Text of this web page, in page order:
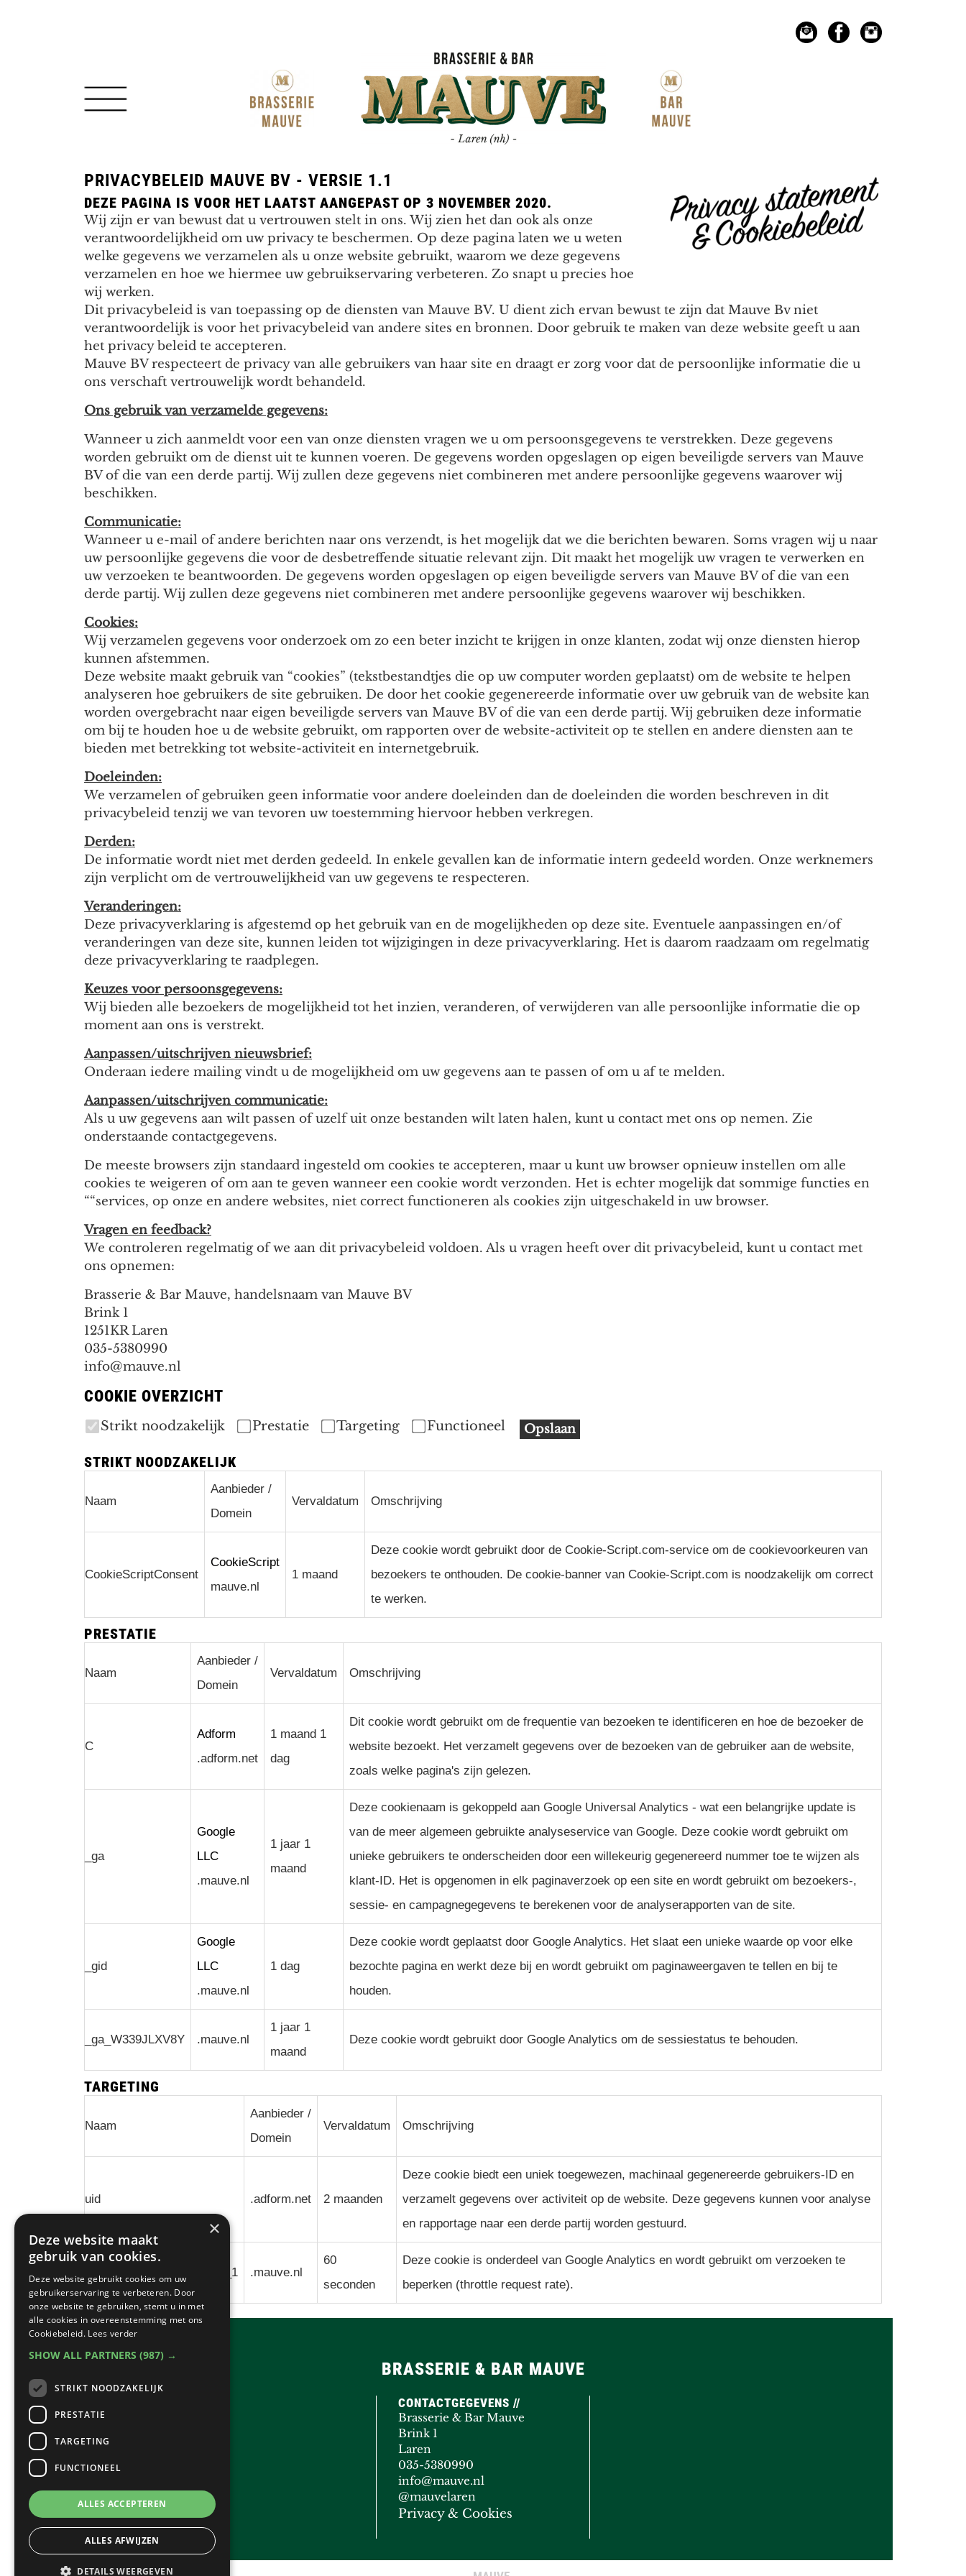
PRIVACYBELEID MAUVE BV - VERSIE 1.1
DEZE PAGINA IS VOOR HET LAATST AANGEPAST OP 3 NOVEMBER 2020.
Wij zijn er van bewust dat u vertrouwen stelt in ons. Wij zien het dan ook als onze
verantwoordelijkheid om uw privacy te beschermen. Op deze pagina laten we u weten
welke gegevens we verzamelen als u onze website gebruikt, waarom we deze gegevens
verzamelen en hoe we hiermee uw gebruikservaring verbeteren. Zo snapt u precies hoe
wij werken.
Dit privacybeleid is van toepassing op de diensten van Mauve BV. U dient zich ervan bewust te zijn dat Mauve Bv niet
verantwoordelijk is voor het privacybeleid van andere sites en bronnen. Door gebruik te maken van deze website geeft u aan
het privacy beleid te accepteren.
Mauve BV respecteert de privacy van alle gebruikers van haar site en draagt er zorg voor dat de persoonlijke informatie die u
ons verschaft vertrouwelijk wordt behandeld.
Ons gebruik van verzamelde gegevens:
Wanneer u zich aanmeldt voor een van onze diensten vragen we u om persoonsgegevens te verstrekken. Deze gegevens
worden gebruikt om de dienst uit te kunnen voeren. De gegevens worden opgeslagen op eigen beveiligde servers van Mauve
BV of die van een derde partij. Wij zullen deze gegevens niet combineren met andere persoonlijke gegevens waarover wij
beschikken.
Communicatie:
Wanneer u e-mail of andere berichten naar ons verzendt, is het mogelijk dat we die berichten bewaren. Soms vragen wij u naar
uw persoonlijke gegevens die voor de desbetreffende situatie relevant zijn. Dit maakt het mogelijk uw vragen te verwerken en
uw verzoeken te beantwoorden. De gegevens worden opgeslagen op eigen beveiligde servers van Mauve BV of die van een
derde partij. Wij zullen deze gegevens niet combineren met andere persoonlijke gegevens waarover wij beschikken.
Cookies:
Wij verzamelen gegevens voor onderzoek om zo een beter inzicht te krijgen in onze klanten, zodat wij onze diensten hierop
kunnen afstemmen.
Deze website maakt gebruik van “cookies” (tekstbestandtjes die op uw computer worden geplaatst) om de website te helpen
analyseren hoe gebruikers de site gebruiken. De door het cookie gegenereerde informatie over uw gebruik van de website kan
worden overgebracht naar eigen beveiligde servers van Mauve BV of die van een derde partij. Wij gebruiken deze informatie
om bij te houden hoe u de website gebruikt, om rapporten over de website-activiteit op te stellen en andere diensten aan te
bieden met betrekking tot website-activiteit en internetgebruik.
Doeleinden:
We verzamelen of gebruiken geen informatie voor andere doeleinden dan de doeleinden die worden beschreven in dit
privacybeleid tenzij we van tevoren uw toestemming hiervoor hebben verkregen.
Derden:
De informatie wordt niet met derden gedeeld. In enkele gevallen kan de informatie intern gedeeld worden. Onze werknemers
zijn verplicht om de vertrouwelijkheid van uw gegevens te respecteren.
Veranderingen:
Deze privacyverklaring is afgestemd op het gebruik van en de mogelijkheden op deze site. Eventuele aanpassingen en/of
veranderingen van deze site, kunnen leiden tot wijzigingen in deze privacyverklaring. Het is daarom raadzaam om regelmatig
deze privacyverklaring te raadplegen.
Keuzes voor persoonsgegevens:
Wij bieden alle bezoekers de mogelijkheid tot het inzien, veranderen, of verwijderen van alle persoonlijke informatie die op
moment aan ons is verstrekt.
Aanpassen/uitschrijven nieuwsbrief:
Onderaan iedere mailing vindt u de mogelijkheid om uw gegevens aan te passen of om u af te melden.
Aanpassen/uitschrijven communicatie:
Als u uw gegevens aan wilt passen of uzelf uit onze bestanden wilt laten halen, kunt u contact met ons op nemen. Zie
onderstaande contactgegevens.
De meeste browsers zijn standaard ingesteld om cookies te accepteren, maar u kunt uw browser opnieuw instellen om alle
cookies te weigeren of om aan te geven wanneer een cookie wordt verzonden. Het is echter mogelijk dat sommige functies en
““services, op onze en andere websites, niet correct functioneren als cookies zijn uitgeschakeld in uw browser.
Vragen en feedback?
We controleren regelmatig of we aan dit privacybeleid voldoen. Als u vragen heeft over dit privacybeleid, kunt u contact met
ons opnemen:
Brasserie & Bar Mauve, handelsnaam van Mauve BV
Brink 1
1251KR Laren
035-5380990
info@mauve.nl
COOKIE OVERZICHT
Strikt noodzakelijk Prestatie Targeting Functioneel Opslaan
STRIKT NOODZAKELIJK
Naam
Aanbieder /
Domein
Vervaldatum Omschrijving
CookieScriptConsent
CookieScript
mauve.nl
1 maand
Deze cookie wordt gebruikt door de Cookie-Script.com-service om de cookievoorkeuren van
bezoekers te onthouden. De cookie-banner van Cookie-Script.com is noodzakelijk om correct
te werken.
PRESTATIE
Naam
Aanbieder /
Domein
Vervaldatum Omschrijving
C
Adform
.adform.net
1 maand 1
dag
Dit cookie wordt gebruikt om de frequentie van bezoeken te identificeren en hoe de bezoeker de
website bezoekt. Het verzamelt gegevens over de bezoeken van de gebruiker aan de website,
zoals welke pagina's zijn gelezen.
_ga
Google
LLC
.mauve.nl
1 jaar 1
maand
Deze cookienaam is gekoppeld aan Google Universal Analytics - wat een belangrijke update is
van de meer algemeen gebruikte analyseservice van Google. Deze cookie wordt gebruikt om
unieke gebruikers te onderscheiden door een willekeurig gegenereerd nummer toe te wijzen als
klant-ID. Het is opgenomen in elk paginaverzoek op een site en wordt gebruikt om bezoekers-,
sessie- en campagnegegevens te berekenen voor de analyserapporten van de site.
_gid
Google
LLC
.mauve.nl
1 dag
Deze cookie wordt geplaatst door Google Analytics. Het slaat een unieke waarde op voor elke
bezochte pagina en werkt deze bij en wordt gebruikt om paginaweergaven te tellen en bij te
houden.
_ga_W339JLXV8Y .mauve.nl
1 jaar 1
maand
Deze cookie wordt gebruikt door Google Analytics om de sessiestatus te behouden.
TARGETING
Naam
Aanbieder /
Domein
Vervaldatum Omschrijving
uid .adform.net 2 maanden
Deze cookie biedt een uniek toegewezen, machinaal gegenereerde gebruikers-ID en
verzamelt gegevens over activiteit op de website. Deze gegevens kunnen voor analyse
en rapportage naar een derde partij worden gestuurd.
_gat_gtag_UA_169802038_1 .mauve.nl
60
seconden
Deze cookie is onderdeel van Google Analytics en wordt gebruikt om verzoeken te
beperken (throttle request rate).
BRASSERIE & BAR MAUVE
CONTACTGEGEVENS //
Brasserie & Bar Mauve
Brink 1
Laren
035-5380990
info@mauve.nl
@mauvelaren
Privacy & Cookies
×
Deze website maakt
gebruik van cookies.
Deze website gebruikt cookies om uw
gebruikerservaring te verbeteren. Door
onze website te gebruiken, stemt u in met
alle cookies in overeenstemming met ons
Cookiebeleid. Lees verder
SHOW ALL PARTNERS (987) →
STRIKT NOODZAKELIJK
PRESTATIE
TARGETING
FUNCTIONEEL
ALLES ACCEPTEREN
ALLES AFWIJZEN
DETAILS WEERGEVEN